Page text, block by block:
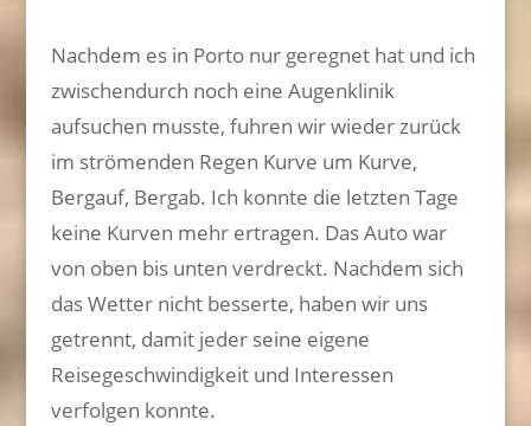
Nachdem es in Porto nur geregnet hat und ich
zwischendurch noch eine Augenklinik
aufsuchen musste, fuhren wir wieder zurück
im strömenden Regen Kurve um Kurve,
Bergauf, Bergab. Ich konnte die letzten Tage
keine Kurven mehr ertragen. Das Auto war
von oben bis unten verdreckt. Nachdem sich
das Wetter nicht besserte, haben wir uns
getrennt, damit jeder seine eigene
Reisegeschwindigkeit und Interessen
verfolgen konnte.